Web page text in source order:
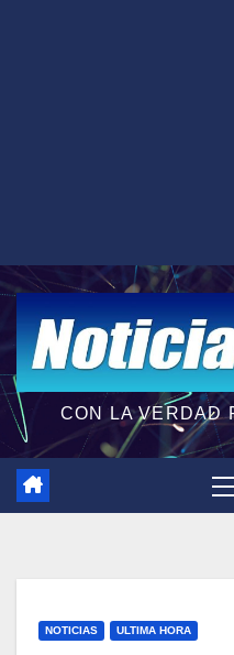
CON LA VERDAD
NOTICIAS ULTIMA HORA